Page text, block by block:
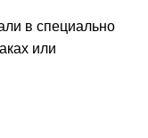
в специально
или